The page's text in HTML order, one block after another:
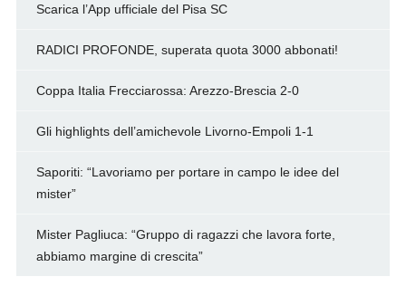
Scarica l’App ufficiale del Pisa SC
RADICI PROFONDE, superata quota 3000 abbonati!
Coppa Italia Frecciarossa: Arezzo-Brescia 2-0
Gli highlights dell’amichevole Livorno-Empoli 1-1
Saporiti: “Lavoriamo per portare in campo le idee del
mister”
Mister Pagliuca: “Gruppo di ragazzi che lavora forte,
abbiamo margine di crescita”